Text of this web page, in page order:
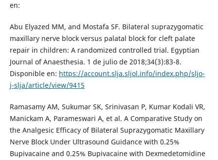
en:
Abu Elyazed MM, and Mostafa SF. Bilateral suprazygomatic
maxillary nerve block versus palatal block for cleft palate
repair in children: A randomized controlled trial. Egyptian
Journal of Anaesthesia. 1 de julio de 2018;34(3):83-8.
Disponible en: https://account.slja.sljol.info/index.php/sljo-
j-slja/article/view/9415
Ramasamy AM, Sukumar SK, Srinivasan P, Kumar Kodali VR,
Manickam A, Parameswari A, et al. A Comparative Study on
the Analgesic Efficacy of Bilateral Suprazygomatic Maxillary
Nerve Block Under Ultrasound Guidance with 0.25%
Bupivacaine and 0.25% Bupivacaine with Dexmedetomidine